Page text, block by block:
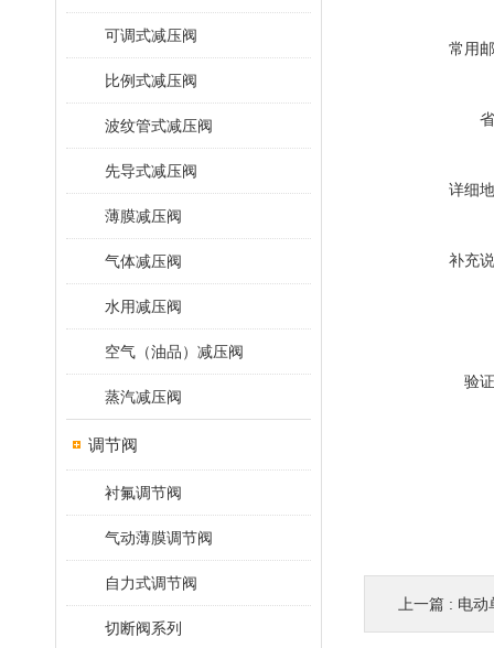
可调式减压阀
比例式减压阀
波纹管式减压阀
先导式减压阀
薄膜减压阀
气体减压阀
水用减压阀
空气（油品）减压阀
蒸汽减压阀
调节阀
衬氟调节阀
气动薄膜调节阀
自力式调节阀
切断阀系列
常用
详细
补充
验
上一篇 : 电动